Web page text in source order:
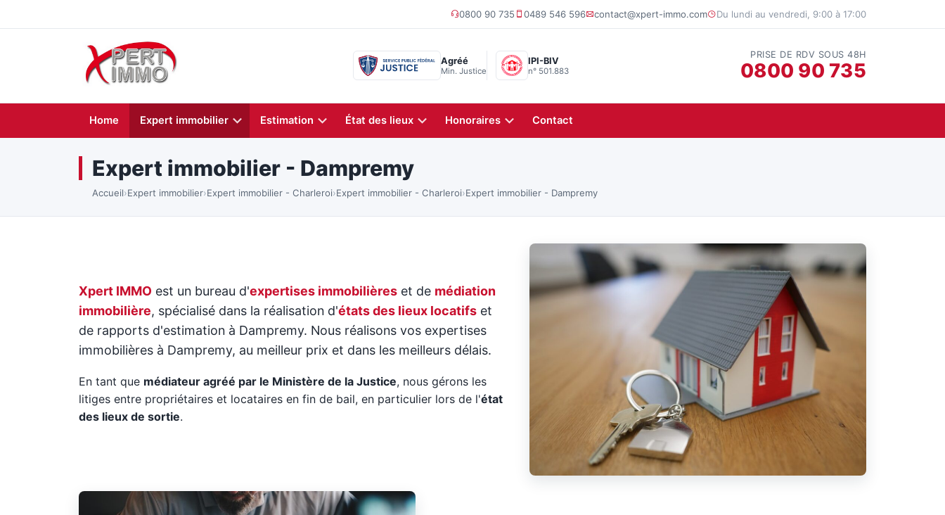
0800 90 735 0489 546 596 contact@xpert-immo.com Du lundi au vendredi, 9:00 à 17:00
Agréé
Min. Justice
IPI-BIV
n° 501.883
PRISE DE RDV SOUS 48H
0800 90 735
Home Expert immobilier Estimation État des lieux Honoraires Contact
Expert immobilier - Dampremy
Accueil›Expert immobilier›Expert immobilier - Charleroi›Expert immobilier - Charleroi›Expert immobilier - Dampremy
Xpert IMMO est un bureau d'expertises immobilières et de médiation
immobilière, spécialisé dans la réalisation d'états des lieux locatifs et
de rapports d'estimation à Dampremy. Nous réalisons vos expertises
immobilières à Dampremy, au meilleur prix et dans les meilleurs délais.
En tant que médiateur agréé par le Ministère de la Justice, nous gérons les
litiges entre propriétaires et locataires en fin de bail, en particulier lors de l'état
des lieux de sortie.